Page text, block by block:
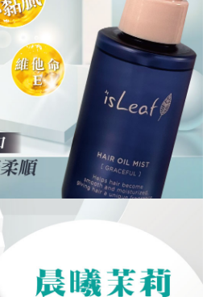
額後，即可完成結帳。
費通知簡訊。
，點擊此簡訊中的連結，可透過四大超商／
行付款，方視為交易完成。
需立刻繳費，但若您需要取消訂單，請聯絡
取消之訂單仍視為有效，需透過AFTEE先享
享後付 」之結帳頁面顯示為準，若有關於
退款等相關疑問，請聯繫「AFTEE先享後付
support/home
提供之「AFTEE先享後付」服務完成之交
供個人資料，並將交易相關給付款項請求債
覽以下網址：
法定代理人或監護人之同意方可使用
意申辦者引起之損失，本公司不負相關責
上)免運費
上)免運費
上)免運費
上)免運費